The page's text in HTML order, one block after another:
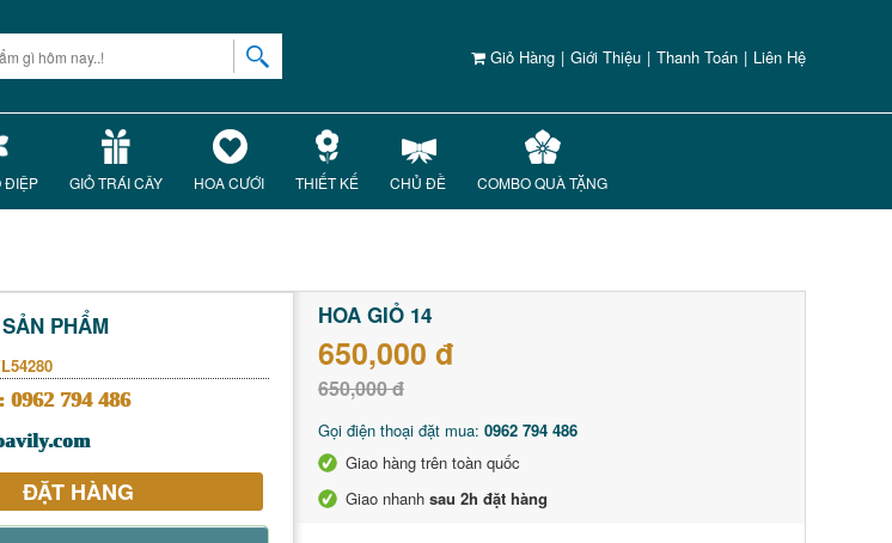
Giỏ Hàng | Giới Thiệu | Thanh Toán | Liên Hệ
ĐIỆP GIỎ TRÁI CÂY HOA CƯỚI THIẾT KẾ CHỦ ĐỀ COMBO QUÀ TẶNG
PHẨM
0962 794 486
ĐẶT HÀNG
HOA GIỎ 14
650,000 đ
650,000 đ
Gọi điện thoại đặt mua: 0962 794 486
Giao hàng trên toàn quốc
Giao nhanh sau 2h đặt hàng